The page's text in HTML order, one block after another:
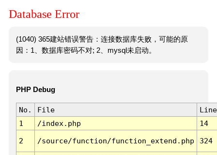
Database Error
(1040) 365建站错误警告：连接数据库失败，可能的原
因：1、数据库密码不对; 2、mysql未启动。
PHP Debug
No. File
Line
1
/index.php 14
2 /source/function/function_extend.php 324